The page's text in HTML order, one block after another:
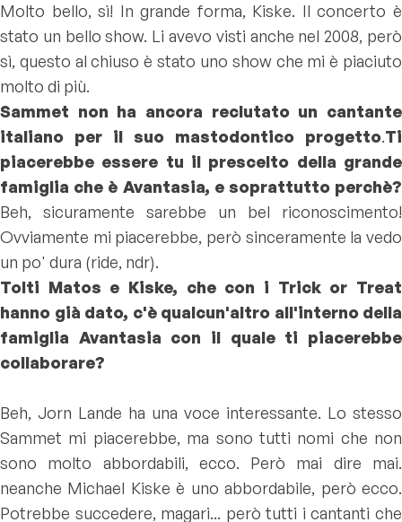
Molto bello, sì! In grande forma, Kiske. Il concerto è
stato un bello show. Li avevo visti anche nel 2008, però
sì, questo al chiuso è stato uno show che mi è piaciuto
molto di più.
Sammet non ha ancora reclutato un cantante
italiano per il suo mastodontico progetto.Ti
piacerebbe essere tu il prescelto della grande
famiglia che è Avantasia, e soprattutto perchè?
Beh, sicuramente sarebbe un bel riconoscimento!
Ovviamente mi piacerebbe, però sinceramente la vedo
un po' dura (ride, ndr).
Tolti Matos e Kiske, che con i Trick or Treat
hanno già dato, c'è qualcun'altro all'interno della
famiglia Avantasia con il quale ti piacerebbe
collaborare?
Beh, Jorn Lande ha una voce interessante. Lo stesso
Sammet mi piacerebbe, ma sono tutti nomi che non
sono molto abbordabili, ecco. Però mai dire mai.
neanche Michael Kiske è uno abbordabile, però ecco.
Potrebbe succedere, magari... però tutti i cantanti che